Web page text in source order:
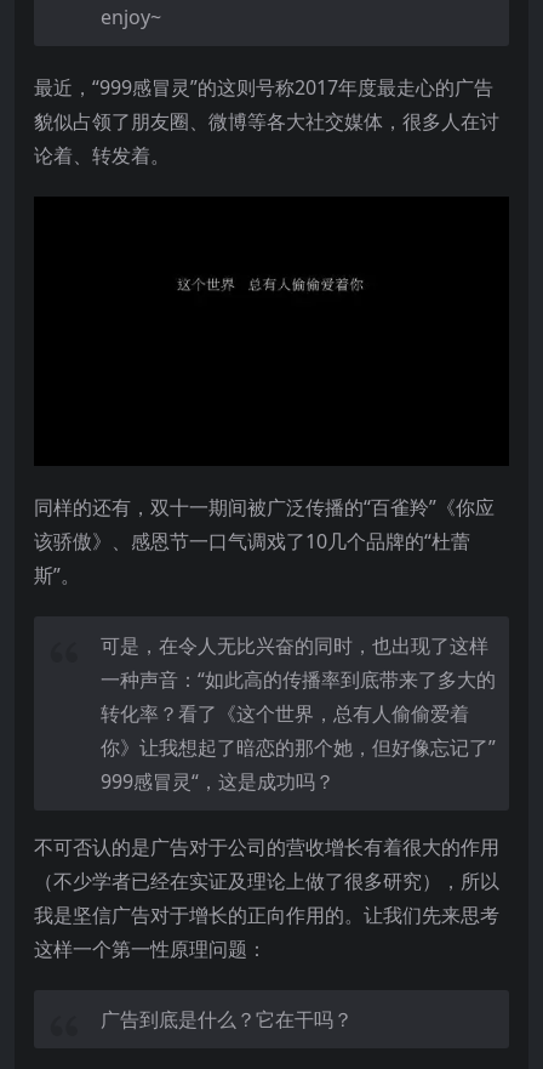
enjoy~
最近，“999感冒灵”的这则号称2017年度最走心的广告
貌似占领了朋友圈、微博等各大社交媒体，很多人在讨
论着、转发着。
同样的还有，双十一期间被广泛传播的“百雀羚”《你应
该骄傲》、感恩节一口气调戏了10几个品牌的“杜蕾
斯”。
可是，在令人无比兴奋的同时，也出现了这样
一种声音：“如此高的传播率到底带来了多大的
转化率？看了《这个世界，总有人偷偷爱着
你》让我想起了暗恋的那个她，但好像忘记了”
999感冒灵“，这是成功吗？
不可否认的是广告对于公司的营收增长有着很大的作用
（不少学者已经在实证及理论上做了很多研究），所以
我是坚信广告对于增长的正向作用的。让我们先来思考
这样一个第一性原理问题：
广告到底是什么？它在干吗？